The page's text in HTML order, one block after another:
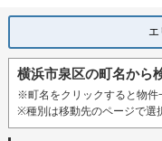
エ
横浜市泉区の町名から
※町名をクリックすると物件
※種別は移動先のページで選